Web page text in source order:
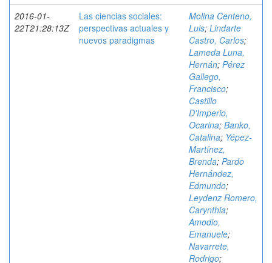
2016-01-
22T21:28:13Z
Las ciencias sociales:
perspectivas actuales y
nuevos paradigmas
Molina Centeno,
Luis; Lindarte
Castro, Carlos;
Lameda Luna,
Hernán; Pérez
Gallego,
Francisco;
Castillo
D'Imperio,
Ocarina; Banko,
Catalina; Yépez-
Martínez,
Brenda; Pardo
Hernández,
Edmundo;
Leydenz Romero,
Carynthia;
Amodio,
Emanuele;
Navarrete,
Rodrigo;